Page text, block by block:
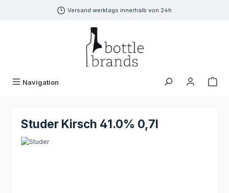
Versand werktags innerhalb von 24h
Navigation
Studer Kirsch 41.0% 0,7l